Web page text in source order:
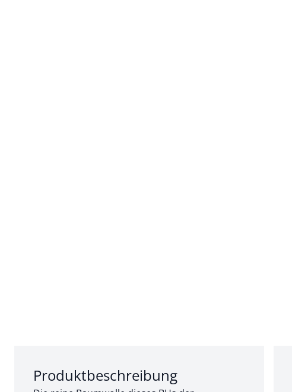
Abschnitt 1 von 3:
Produktbeschreibung